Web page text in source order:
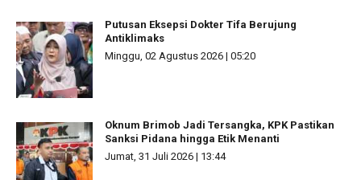
Putusan Eksepsi Dokter Tifa Berujung
Antiklimaks
Minggu, 02 Agustus 2026 | 05:20
Oknum Brimob Jadi Tersangka, KPK Pastikan
Sanksi Pidana hingga Etik Menanti
Jumat, 31 Juli 2026 | 13:44